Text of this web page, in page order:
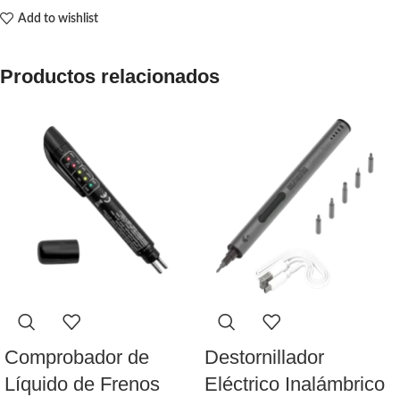
Add to wishlist
Productos relacionados
Comprobador de
Líquido de Frenos
Destornillador
Eléctrico Inalámbrico